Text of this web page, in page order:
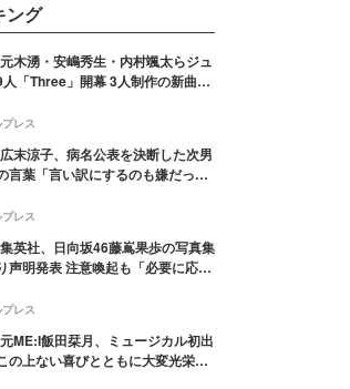
好さんを迎えて本音で女子会トー
ク。猛暑のお出かけを快適に過ご
すヒントや、2人が感動した夏の
生理の新常識にも迫りました。
ング
元木湧・安嶋秀生・内村颯太らジュ
人「Three」開幕 3人制作の新曲＆
夢を掴みたい」【ゲネプロレポ】
レス
広末涼子、病名公表を決断した次男
言葉「言い訳にするのも嫌だっ
レス
集英社、日向坂46藤嶌果歩の写真集
声明発表 注意喚起も「必要に応じ
レス
元ME:I飯田栞月、ミュージカル初出
の上ない喜びとともに大変光栄」